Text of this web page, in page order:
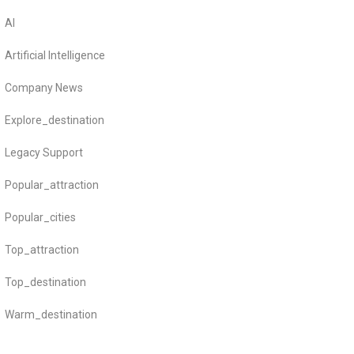
AI
Artificial Intelligence
Company News
Explore_destination
Legacy Support
Popular_attraction
Popular_cities
Top_attraction
Top_destination
Warm_destination